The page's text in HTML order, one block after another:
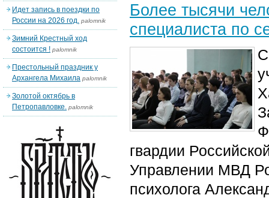
Более тысячи
специалиста по
гвардии
Управлении МВД
психолога
Идет запись в поездки по
России на 2026 год. palomnik
Зимний Крестный ход
состоится ! palomnik
Престольный праздник у
Архангела Михаила palomnik
Золотой октябрь в
Петропавловке. palomnik